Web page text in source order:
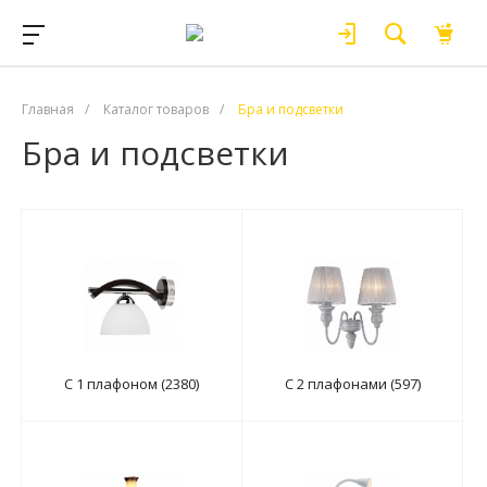
Главная / Каталог товаров / Бра и подсветки
Бра и подсветки
С 1 плафоном (2380) С 2 плафонами (597)